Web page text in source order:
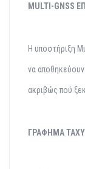
MULTI-GNSS
Η υποστήριξη
να
ακριβώς πού
ΓΡΑΦΗΜΑ